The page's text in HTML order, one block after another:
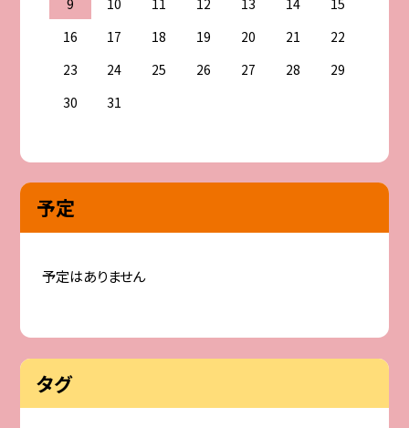
16
17 18 19 20 21
22
23
24 25 26 27 28
29
30
31
予定
予定はありません
タグ